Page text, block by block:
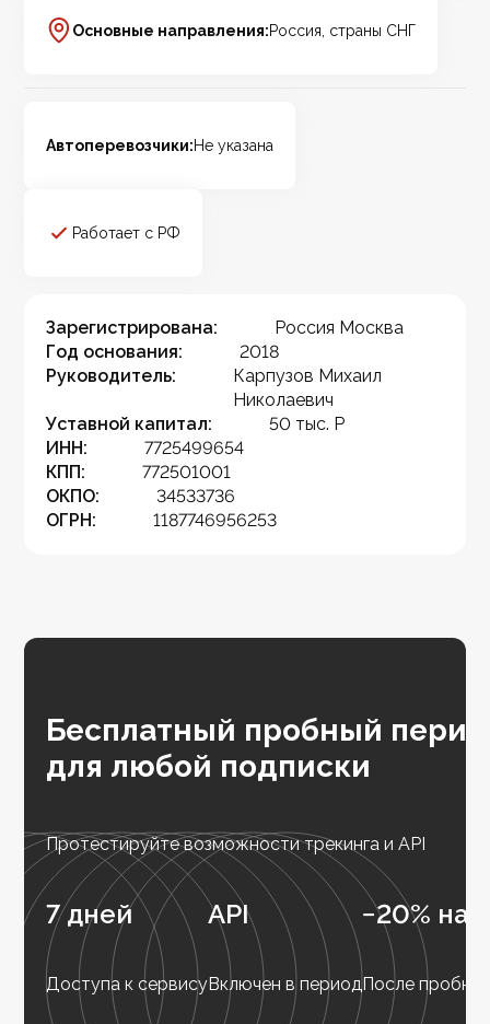
Основные направления:Россия, страны СНГ
Автоперевозчики:Не указана
Работает с РФ
Зарегистрирована:
Россия Москва
Год основания:
2018
Руководитель:
Карпузов Михаил
Николаевич
Уставной капитал:
50 тыс. Р
ИНН:
7725499654
КПП:
772501001
ОКПО:
34533736
ОГРН:
1187746956253
Бесплатный пробный
для любой подписки
Протестируйте возможности трекинга и API
7 дней
Доступа к сервису
API
Включен в период
−20% на
После